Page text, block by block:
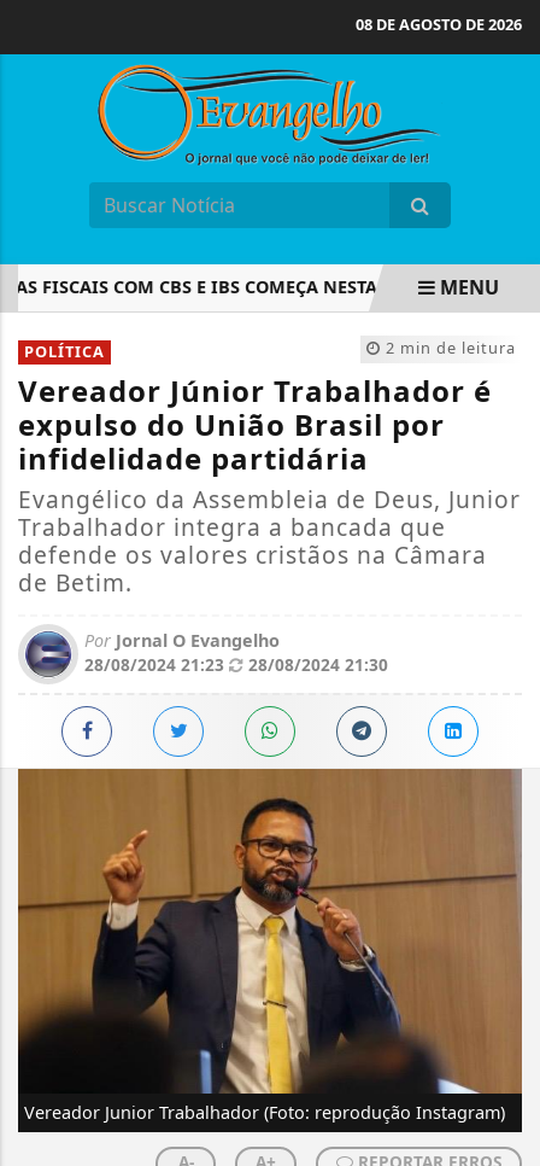
08 DE AGOSTO DE 2026
FISCAIS COM CBS E IBS COMEÇA NESTA SEGUNDA-FEIRA
EM ALTA
MENU
2 min de leitura
POLÍTICA
Vereador Júnior Trabalhador é
expulso do União Brasil por
infidelidade partidária
Evangélico da Assembleia de Deus, Junior
Trabalhador integra a bancada que
defende os valores cristãos na Câmara
de Betim.
Por Jornal O Evangelho
28/08/2024 21:23
28/08/2024 21:30
Vereador Junior Trabalhador (Foto: reprodução Instagram)